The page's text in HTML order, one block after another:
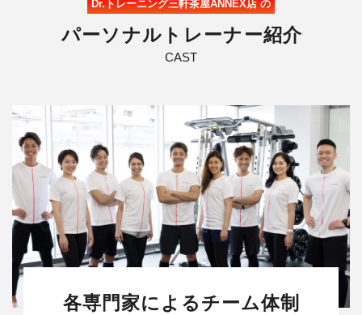
Dr.トレーニング三軒茶屋ANNEX店 の
パーソナル ト レーナ ー紹介
CAST
各専門家によるチーム体制